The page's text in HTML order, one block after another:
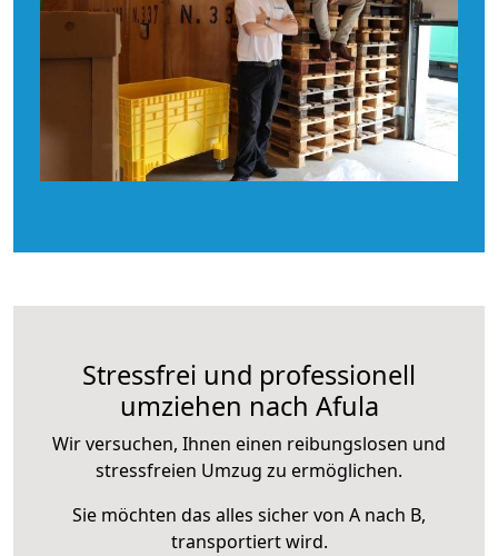
Stressfrei und professionell
umziehen nach Afula
Wir versuchen, Ihnen einen reibungslosen und
stressfreien Umzug zu ermöglichen.
Sie möchten das alles sicher von A nach B,
transportiert wird.